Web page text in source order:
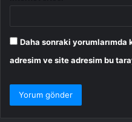
Daha sonraki yorumlarımda
adresim ve site adresim bu